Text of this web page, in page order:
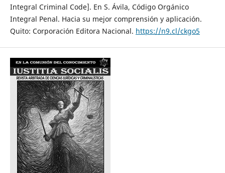
Integral Criminal Code]. En S. Ávila, Código Orgánico
Integral Penal. Hacia su mejor comprensión y aplicación.
Quito: Corporación Editora Nacional. https://n9.cl/ckgo5